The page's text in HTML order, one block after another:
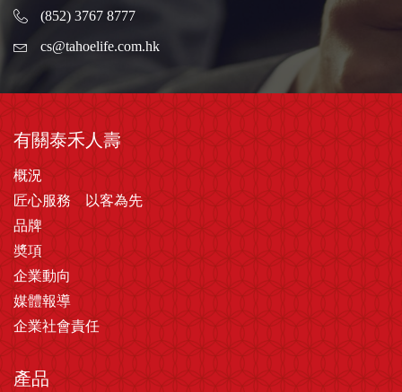
(852) 3767 8777
cs@tahoelife.com.hk
有關泰禾人壽
概況
匠心服務 以客為先
品牌
奬項
企業動向
媒體報導
企業社會責任
產品